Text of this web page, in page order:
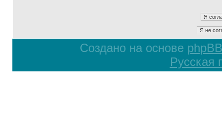
Создано на основе phpBB
Русская